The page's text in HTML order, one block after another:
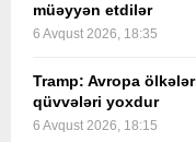
müəyyən etdilər
6 Avqust 2026, 18:35
Tramp: Avropa
qüvvələri yoxdur
6 Avqust 2026, 18:15